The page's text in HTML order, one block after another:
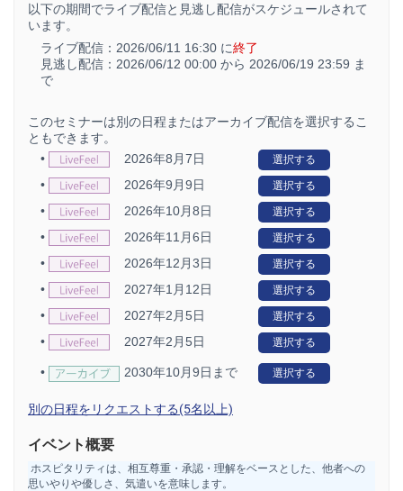
以下の期間でライブ配信と見逃し配信がスケジュールされて
います。
ライブ配信： 2026/06/11 16:30 に終了
見逃し配信： 2026/06/12 00:00 から 2026/06/19 23:59 ま
で
このセミナーは別の日程またはアーカイブ配信を選択するこ
ともできます。
•
2026年8月7日 選択する
• 2026年9月9日 選択する
• 2026年10月8日 選択する
• 2026年11月6日 選択する
• 2026年12月3日 選択する
• 2027年1月12日 選択する
• 2027年2月5日 選択する
• 2027年2月5日 選択する
• 2030年10月9日まで 選択する
別の日程をリクエストする(5名以上)
イベント概要
ホスピタリティは、相互尊重・承認・理解をベースとした、他者への
思いやりや優しさ、気遣いを意味します。